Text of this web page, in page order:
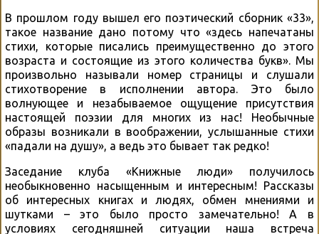
В прошлом году вышел его поэтический сборник «33»,
такое название дано потому что «здесь напечатаны
стихи, которые писались преимущественно до этого
возраста и состоящие из этого количества букв». Мы
произвольно называли номер страницы и слушали
стихотворение в исполнении автора. Это было
волнующее и незабываемое ощущение присутствия
настоящей поэзии для многих из нас! Необычные
образы возникали в воображении, услышанные стихи
«падали на душу», а ведь это бывает так редко!
Заседание клуба «Книжные люди» получилось
необыкновенно насыщенным и интересным! Рассказы
об интересных книгах и людях, обмен мнениями и
шутками – это было просто замечательно! А в
условиях сегодняшней ситуации наша встреча